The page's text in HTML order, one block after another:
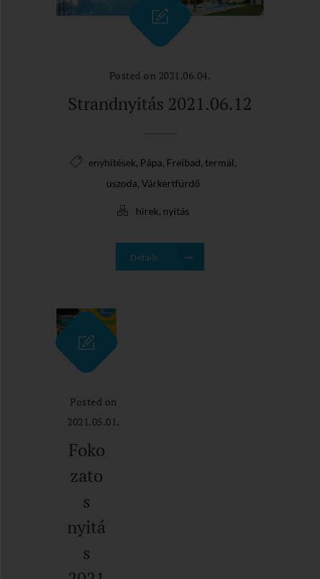
Posted on 2021.06.04.
Strandnyitás 2021.06.12
enyhítések, Pápa, Freibad, termál,
uszoda, Várkertfürdő
hirek, nyitás
Details
Posted on
2021.05.01.
Foko
zato
s
nyitá
s